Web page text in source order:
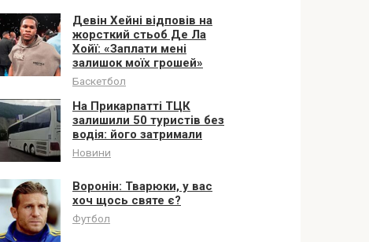
Девін Хейні відповів на
жорсткий стьоб Де Ла
Хойї: «Заплати мені
залишок моїх грошей»
Баскетбол
На Прикарпатті ТЦК
залишили 50 туристів без
водія: його затримали
Новини
Воронін: Тварюки, у вас
хоч щось святе є?
Футбол